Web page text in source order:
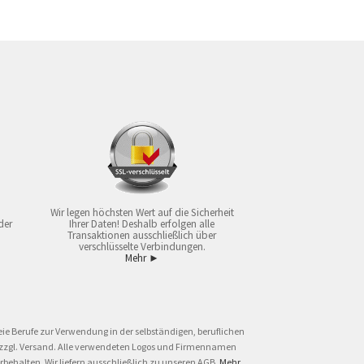
Wir legen höchsten Wert auf die Sicherheit
Ihrer Daten! Deshalb erfolgen alle
Transaktionen ausschließlich über
verschlüsselte Verbindungen.
Mehr ►
Berufe zur Verwendung in der selbständigen, beruflichen
Versand. Alle verwendeten Logos und Firmennamen